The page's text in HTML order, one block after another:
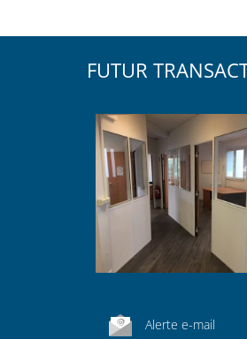
FUTUR
Alerte e-mail